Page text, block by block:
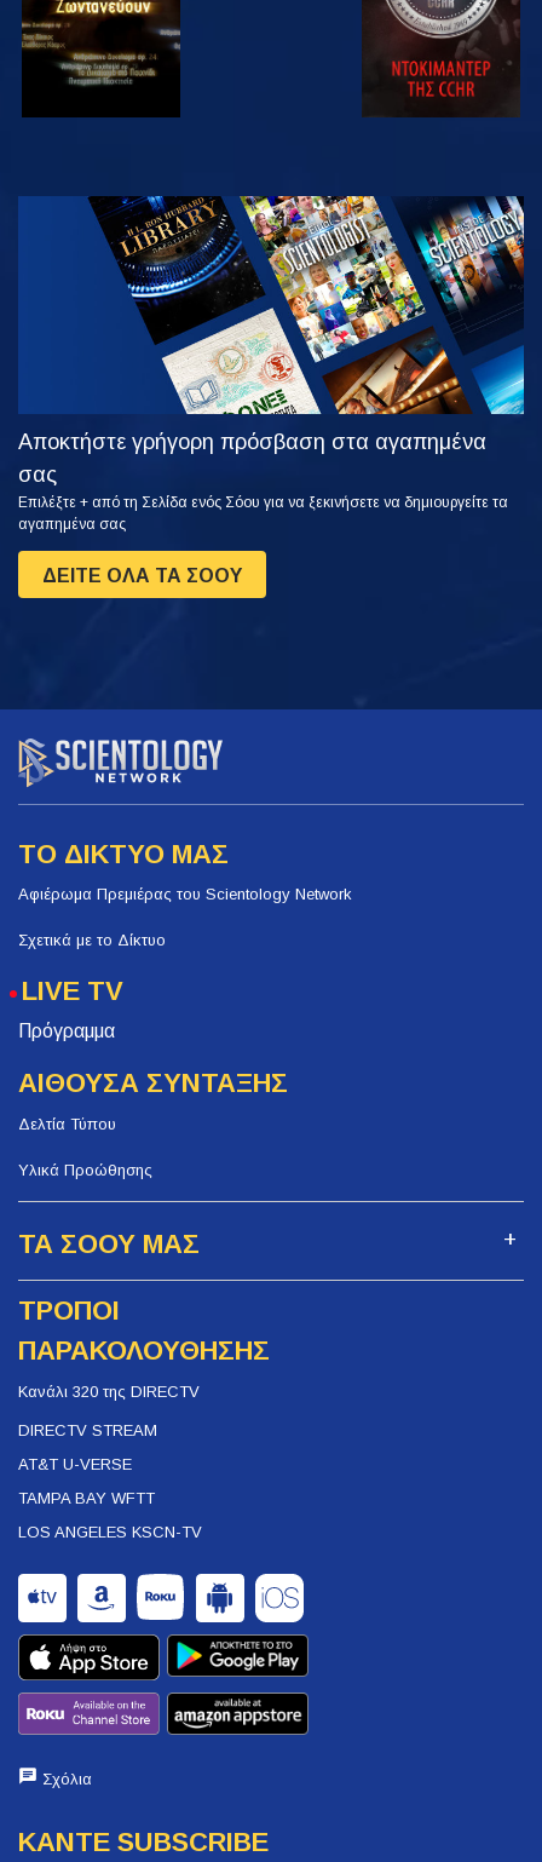
ΠΑΡΑΚΟΛΟΥΘΗΣΤΕ
ΕΞΕΡΕΥΝΗΣΤΕ
ΤΗ ΣΕΙΡΑ
Αποκτήστε γρήγορη πρόσβαση στα αγαπημένα
σας
Επιλέξτε + από τη Σελίδα ενός Σόου για να ξεκινήσετε να δημιουργείτε τα
αγαπημένα σας
ΔΕΙΤΕ ΟΛΑ ΤΑ ΣΟΟΥ
ΤΟ ΔΙΚΤΥΟ ΜΑΣ
Αφιέρωμα Πρεμιέρας του Scientology Network
Σχετικά με το Δίκτυο
LIVE TV
Πρόγραμμα
ΑΙΘΟΥΣΑ ΣΥΝΤΑΞΗΣ
Δελτία Τύπου
Υλικά Προώθησης
ΤΑ ΣΟΟΥ ΜΑΣ
ΤΡΟΠΟΙ
ΠΑΡΑΚΟΛΟΥΘΗΣΗΣ
Κανάλι 320 της DIRECTV
DIRECTV STREAM
AT&T U-VERSE
TAMPA BAY WFTT
LOS ANGELES KSCN-TV
Σχόλια
ΚΑΝΤΕ SUBSCRIBE